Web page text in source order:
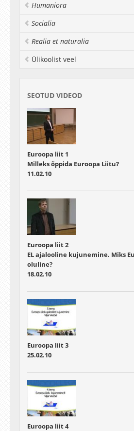
Humaniora
Socialia
Realia et naturalia
Ülikoolist veel
SEOTUD VIDEOD
Euroopa liit 1
Milleks õppida Euroopa Liitu?
11.02.10
Euroopa liit 2
EL ajalooline kujunemine. Miks
oluline?
18.02.10
Euroopa liit 3
25.02.10
Euroopa liit 4